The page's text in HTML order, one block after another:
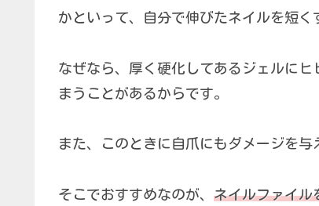
かといって、自分で伸びたネイルを短く
なぜなら、厚く硬化してあるジェルに
まうことがあるからです。
また、このときに自爪にもダメージを与
そこでおすすめなのが、 ネイルファイル